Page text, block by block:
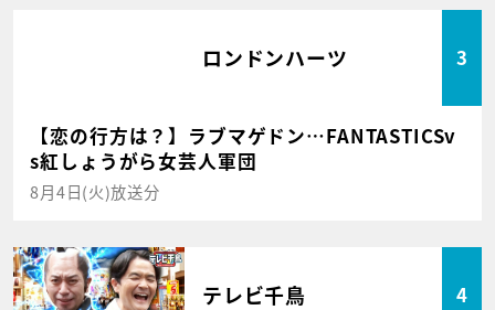
ロンドンハーツ 3
【恋の行方は？】ラブマゲドン…FANTASTICSv
s紅しょうがら女芸人軍団
8月4日(火)放送分
テレビ千鳥 4